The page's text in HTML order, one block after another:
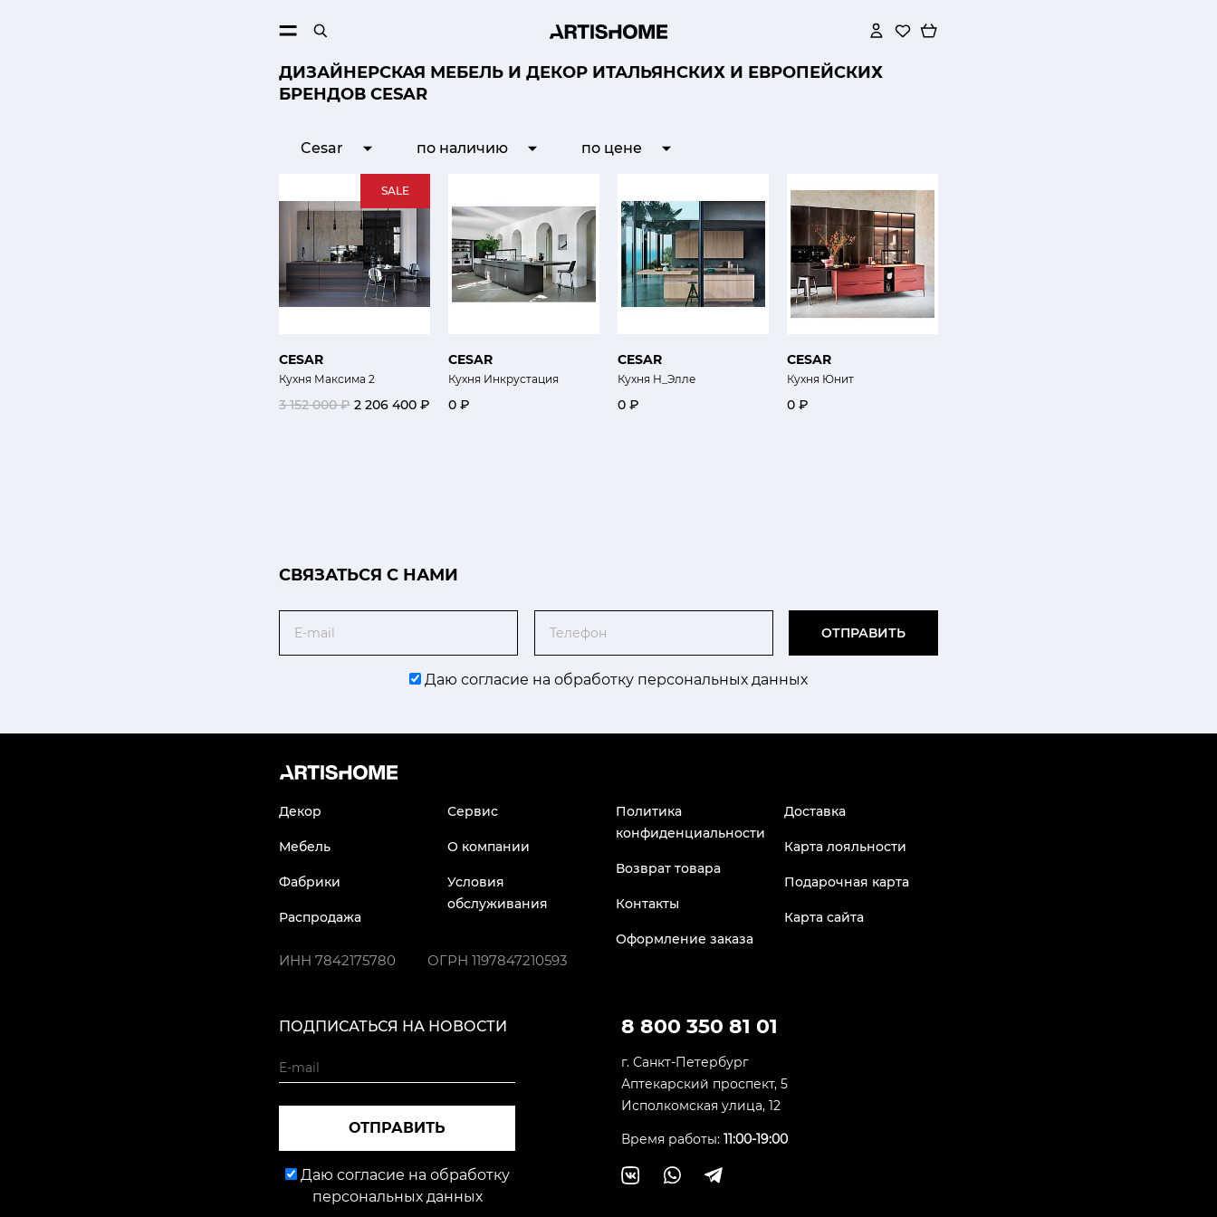
ДИЗАЙНЕРСКАЯ МЕБЕЛЬ И ДЕКОР ИТАЛЬЯНСКИХ И ЕВРОПЕЙСКИХ
БРЕНДОВ CESAR
Cesar по наличию по цене
SALE
CESAR
Кухня Максима 2
3 152 000 ₽ 2 206 400 ₽
CESAR
Кухня Инкрустация
0 ₽
CESAR
Кухня Н_Элле
0 ₽
CESAR
Кухня Юнит
0 ₽
CВЯЗАТЬСЯ С НАМИ
ОТПРАВИТЬ
Даю согласие на обработку персональных данных
Декор
Мебель
Фабрики
Распродажа
Сервис
О компании
Условия
обслуживания
Политика
конфиденциальности
Возврат товара
Контакты
Оформление заказа
Доставка
Карта лояльности
Подарочная карта
Карта сайта
ИНН 7842175780 ОГРН 1197847210593
8 800 350 81 01
г. Санкт-Петербург
Аптекарский проспект, 5
Исполкомская улица, 12
Время работы: 11:00-19:00
ПОДПИСАТЬСЯ НА НОВОСТИ
ОТПРАВИТЬ
Даю согласие на обработку
персональных данных